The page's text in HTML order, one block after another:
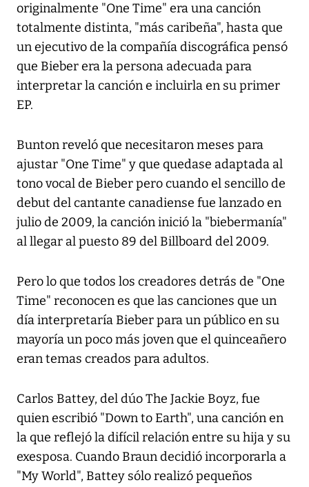
originalmente "One Time" era una canción
totalmente distinta, "más caribeña", hasta que
un ejecutivo de la compañía discográfica pensó
que Bieber era la persona adecuada para
interpretar la canción e incluirla en su primer
EP.
Bunton reveló que necesitaron meses para
ajustar "One Time" y que quedase adaptada al
tono vocal de Bieber pero cuando el sencillo de
debut del cantante canadiense fue lanzado en
julio de 2009, la canción inició la "biebermanía"
al llegar al puesto 89 del Billboard del 2009.
Pero lo que todos los creadores detrás de "One
Time" reconocen es que las canciones que un
día interpretaría Bieber para un público en su
mayoría un poco más joven que el quinceañero
eran temas creados para adultos.
Carlos Battey, del dúo The Jackie Boyz, fue
quien escribió "Down to Earth", una canción en
la que reflejó la difícil relación entre su hija y su
exesposa. Cuando Braun decidió incorporarla a
"My World", Battey sólo realizó pequeños